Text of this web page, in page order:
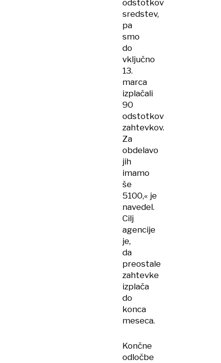
odstotkov
sredstev,
pa
smo
do
vključno
13.
marca
izplačali
90
odstotkov
zahtevkov.
Za
obdelavo
jih
imamo
še
5100,« je
navedel.
Cilj
agencije
je,
da
preostale
zahtevke
izplača
do
konca
meseca.
Končne
odločbe